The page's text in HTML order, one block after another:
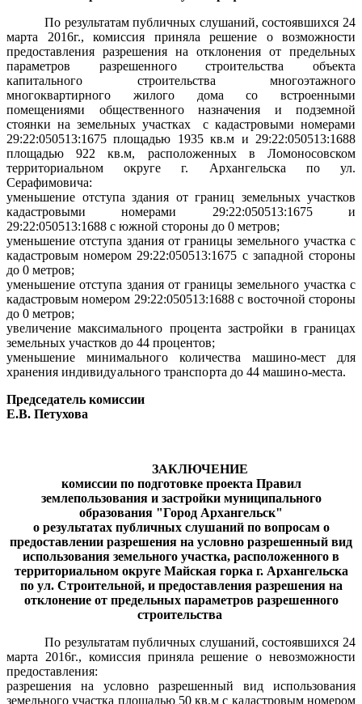
По результатам публичных слушаний, состоявшихся 24
марта 2016г., комиссия приняла решение о возможности
предоставления разрешения на отклонения от предельных
параметров разрешенного строительства объекта
капитального строительства многоэтажного
многоквартирного жилого дома со встроенными
помещениями общественного назначения и подземной
стоянки на земельных участках
с кадастровыми номерами
29:22:050513:1675 площадью 1935 кв.м и 29:22:050513:1688
площадью 922 кв.м, расположенных в Ломоносовском
территориальном округе г. Архангельска по ул.
Серафимовича:
уменьшение отступа здания от границ земельных участков
кадастровыми номерами 29:22:050513:1675 и
29:22:050513:1688 с южной стороны до 0 метров;
уменьшение отступа здания от границы земельного участка с
кадастровым номером 29:22:050513:1675 с западной стороны
до 0 метров;
уменьшение отступа здания от границы земельного участка с
кадастровым номером 29:22:050513:1688 с восточной стороны
до 0 метров;
увеличение максимального процента застройки в границах
земельных участков до 44 процентов;
уменьшение минимального количества машино-мест для
хранения индивидуального транспорта до 44 машино-места.
Председатель комиссии
Е.В. Петухова
ЗАКЛЮЧЕНИЕ
комиссии по подготовке проекта Правил
землепользования и застройки муниципального
образования "Город Архангельск"
о результатах публичных слушаний по вопросам о
предоставлении разрешения на условно разрешенный вид
использования земельного участка, расположенного в
территориальном округе Майская горка г. Архангельска
по ул. Строительной, и предоставления разрешения на
отклонение от предельных параметров разрешенного
строительства
По результатам публичных слушаний, состоявшихся 24
марта 2016г., комиссия приняла решение о невозможности
предоставления:
разрешения на условно разрешенный вид использования
земельного участка площадью 50 кв.м с кадастровым номером